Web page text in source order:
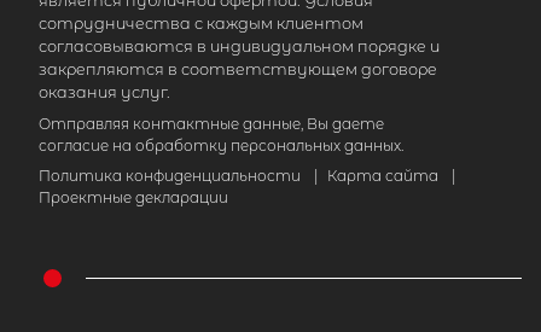
сотрудничества с каждым клиентом
согласовываются в индивидуальном порядке и
закрепляются в соответствующем договоре
оказания услуг.
Отправляя контактные данные, Вы даете
согласие на обработку персональных данных.
Политика конфиденциальности
Карта сайта
Проектные декларации